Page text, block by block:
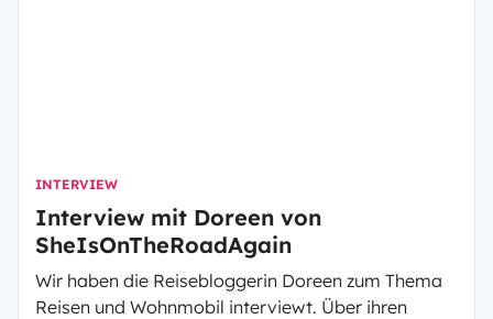
INTERVIEW
Interview mit Doreen von
SheIsOnTheRoadAgain
Wir haben die Reisebloggerin Doreen zum Thema
Reisen und Wohnmobil interviewt. Über ihren